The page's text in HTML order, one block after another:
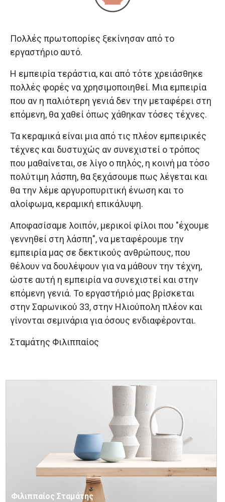
Πολλές πρωτοπορίες ξεκίνησαν από το
εργαστήριο αυτό.
Η εμπειρία τεράστια, και από τότε χρειάσθηκε
πολλές φορές να χρησιμοποιηθεί. Μια εμπειρία
που αν η παλιότερη γενιά δεν την μεταφέρει στη
επόμενη, θα χαθεί όπως χάθηκαν τόσες τέχνες.
Τα κεραμικά είναι μια από τις πλέον εμπειρικές
τέχνες και δυστυχώς αν συνεχιστεί ο τρόπος
που μαθαίνεται, σε λίγο ο πηλός, η κοινή μα τόσο
πολύτιμη λάσπη, θα ξεχάσουμε πως λέγεται και
θα την λέμε αργυροπυριτική ένωση και το
αλοίφωμα, κεραμική επικάλυψη.
Αποφασίσαμε λοιπόν, μερικοί φίλοι που "έχουμε
γεννηθεί στη λάσπη", να μεταφέρουμε την
εμπειρία μας σε δεκτικούς ανθρώπους, που
θέλουν να δουλέψουν για να μάθουν την τέχνη,
ώστε αυτή η εμπειρία να συνεχιστεί και στην
επόμενη γενιά. Το εργαστήριό μας βρίσκεται
στην Σαρωνικού 33, στην Ηλιούπολη πλέον και
γίνονται σεμινάρια για όσους ενδιαφέρονται.
Σταμάτης Φιλιππαίος
Φιλιππαίος Σταμάτης